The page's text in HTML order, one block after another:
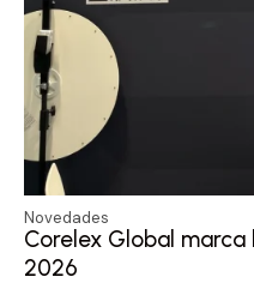
Novedades
Corelex Global
2026